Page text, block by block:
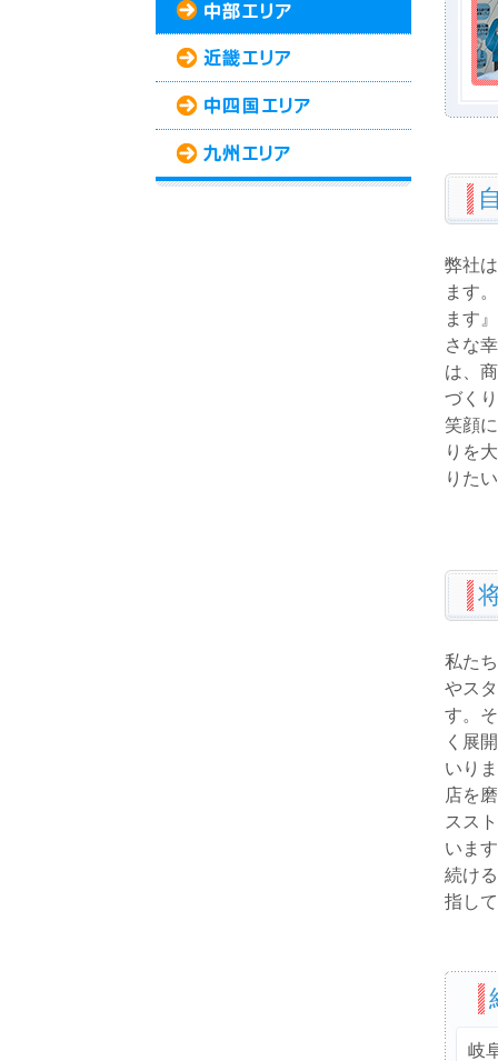
弊社
ます
ます
さな
は、
づく
笑顔
りを
りた
私た
やス
す。
く展
いり
店を
スス
いま
続け
指し
岐